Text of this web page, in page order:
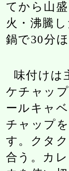
てから山
火・沸騰
鍋で30分
味付けは
ケチャッ
ールキャ
チャップ
す。クタ
合う。カ